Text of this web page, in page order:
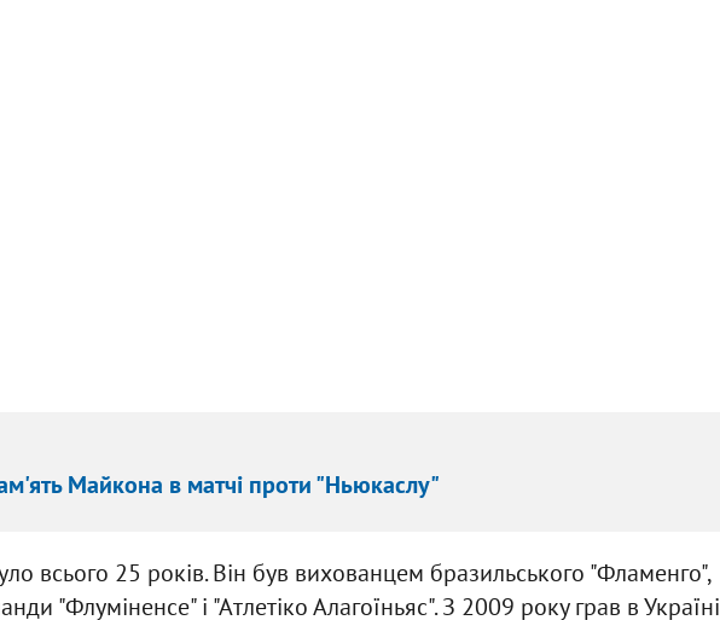
Майкона в матчі проти "Ньюкаслу"
всього 25 років. Він був вихованцем бразильського "Фламенго",
"Флуміненсе" і "Атлетіко Алагоїньяс". З 2009 року грав в Україні